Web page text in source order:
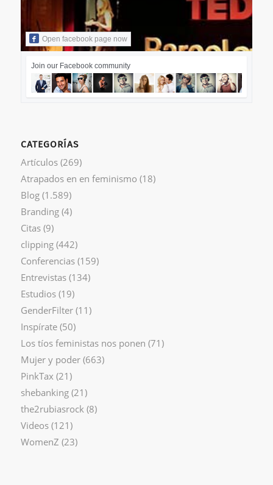
Open facebook page now
Join our Facebook community
CATEGORÍAS
Artículos(269)
Atrapados en en feminismo (18)
Blog(1.589)
Branding(4)
Citas(9)
clipping(442)
Conferencias(159)
Entrevistas(134)
Estudios(19)
GenderFilter(11)
Inspírate(50)
Los tíos feministas nos ponen (71)
Mujer y poder(663)
PinkTax (21)
shebanking(21)
the2rubiasrock (8)
Videos(121)
WomenZ (23)